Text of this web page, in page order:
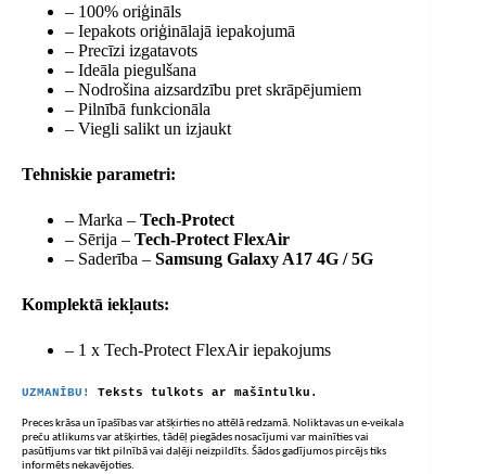
– 100% oriģināls
– Iepakots oriģinālajā iepakojumā
– Precīzi izgatavots
– Ideāla piegulšana
– Nodrošina aizsardzību pret skrāpējumiem
– Pilnībā funkcionāla
– Viegli salikt un izjaukt
Tehniskie parametri:
– Marka – Tech-Protect
– Sērija – Tech-Protect FlexAir
– Saderība – Samsung Galaxy A17 4G / 5G
Komplektā iekļauts:
– 1 x Tech-Protect FlexAir iepakojums
UZMANĪBU! Teksts tulkots ar mašīntulku.
Preces krāsa un īpašības var atšķirties no attēlā redzamā. Noliktavas un e-veikala
preču atlikums var atšķirties, tādēļ piegādes nosacījumi var mainīties vai
pasūtījums var tikt pilnībā vai daļēji neizpildīts. Šādos gadījumos pircējs tiks
informēts nekavējoties.